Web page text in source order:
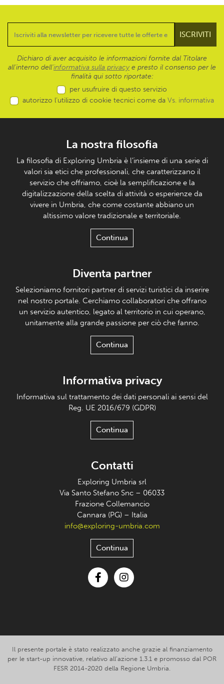
Dichiaro di aver acquisito le informazioni fornite dal Titolare
all’interno dell'informativa sulla privacy e presto il consenso per le
finalità qui sotto riportate:
per usufruire di questo servizio
autorizzo l’utilizzo di cookie tecnici come da Vs. informativa
La nostra filosofia
La filosofia di Exploring Umbria è l’insieme di una serie di
valori sia etici che professionali, che caratterizzano il
servizio che offriamo, cioè la semplificazione e la
digitalizzazione della scelta di attività o esperienze da
vivere in Umbria, che come costante abbiano un
altissimo valore tradizionale e territoriale.
Continua
Diventa partner
Selezioniamo fornitori partner di servizi turistici da inserire
nel nostro portale. Cerchiamo collaboratori che offrano
un servizio autentico, legato al territorio in cui operano,
unitamente alla grande passione per ciò che fanno.
Continua
Informativa privacy
Informativa sul trattamento dei dati personali ai sensi del
Reg. UE 2016/679 (GDPR)
Continua
Contatti
Exploring Umbria srl
Via Santo Stefano Snc – 06033
Frazione Collemancio
Cannara (PG) – Italia
info@exploring-umbria.com
Continua
Il presente portale è stato realizzato anche grazie al finanziamento
per le start-up innovative, relativo all’azione 1.3.1 e promosso dal POR
FESR 2014-2020 della Regione Umbria.